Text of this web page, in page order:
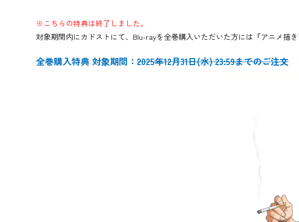
※こちらの特典は終了しました。
対象期間内にカドストにて、Blu-rayを全巻購入いただいた方には『アニメ描
全巻購入特典 対象期間： 2025年12月31日(水) 23:59までのご注文